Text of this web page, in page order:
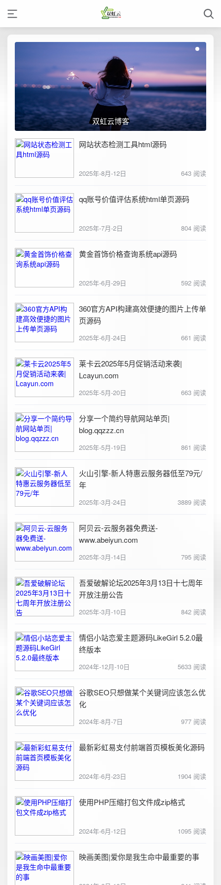
双虹云博客
网站状态检测工具html源码
2025年-8月-12日 643 阅读
qq账号价值评估系统html单页源码
2025年-7月-2日 804 阅读
黄金首饰价格查询系统api源码
2025年-6月-29日 592 阅读
360官方API构建高效便捷的图片上传单
页源码
2025年-6月-24日 661 阅读
莱卡云2025年5月促销活动来袭|
Lcayun.com
2025年-5月-20日 663 阅读
分享一个简约导航网站单页|
blog.qqzzz.cn
2025年-5月-19日 861 阅读
火山引擎-新人特惠云服务器低至79元/
年
2025年-3月-24日 3889 阅读
阿贝云-云服务器免费送-
www.abeiyun.com
2025年-3月-14日 795 阅读
吾爱破解论坛2025年3月13日十七周年
开放注册公告
2025年-3月-10日 842 阅读
情侣小站恋爱主题源码LikeGirl 5.2.0最
终版本
2024年-12月-10日 5633 阅读
谷歌SEO只想做某个关键词应该怎么优
化
2024年-8月-7日 977 阅读
最新彩虹易支付前端首页模板美化源码
2024年-6月-23日 1904 阅读
使用PHP压缩打包文件成zip格式
2024年-6月-12日 1095 阅读
映画美图|爱你是我生命中最重要的事